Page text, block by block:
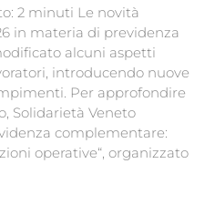
2 minuti Le novità
in materia di previdenza
alcuni aspetti
introducendo nuove
Per approfondire
Solidarietà Veneto
complementare:
operative“, organizzato